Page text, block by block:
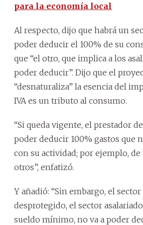
para la economía local
Al respecto, dijo que habrá un
poder deducir el 100% de su
que “el otro, que implica a los
poder deducir”. Dijo que el
“desnaturaliza” la esencia del
IVA es un tributo al consumo.
“Si queda vigente, el prestador
poder deducir 100% gastos que
con su actividad; por ejemplo, de
otros”, enfatizó.
Y añadió: “Sin embargo, el sector
desprotegido, el sector
sueldo mínimo, no va a poder